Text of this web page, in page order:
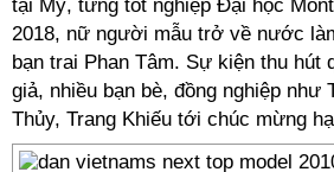
tại Mỹ, từng tốt nghiệp Đại học
2018, nữ người mẫu trở về nước
bạn trai Phan Tâm. Sự kiện thu hút
giả, nhiều bạn bè, đồng nghiệp như
Thủy, Trang Khiếu tới chúc mừng